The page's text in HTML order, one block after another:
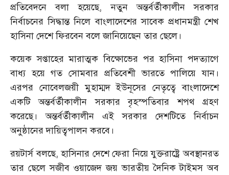
প্রতিবেদনে বলা হয়েছে, নতুন অন্তর্বর্তীকালীন সরকার
নির্বাচনের সিদ্ধান্ত নিলে বাংলাদেশের সাবেক প্রধানমন্ত্রী শেখ
হাসিনা দেশে ফিরবেন বলে জানিয়েছেন তার ছেলে।
কয়েক সপ্তাহের মারাত্মক বিক্ষোভের পর হাসিনা পদত্যাগে
বাধ্য হয়ে গত সোমবার প্রতিবেশী ভারতে পালিয়ে যান।
এরপর নোবেলজয়ী মুহাম্মদ ইউনূসের নেতৃত্বে বাংলাদেশে
একটি অন্তর্বর্তীকালীন সরকার বৃহস্পতিবার শপথ গ্রহণ
করেছে। অন্তর্বর্তীকালীন এই সরকার দেশটিতে নির্বাচন
অনুষ্ঠানের দায়িত্বপালন করবে।
রয়টার্স বলছে, হাসিনার দেশে ফেরা নিয়ে যুক্তরাষ্ট্রে অবস্থানরত
তার ছেলে সজীব ওয়াজেদ জয় ভারতীয় দৈনিক টাইমস অব